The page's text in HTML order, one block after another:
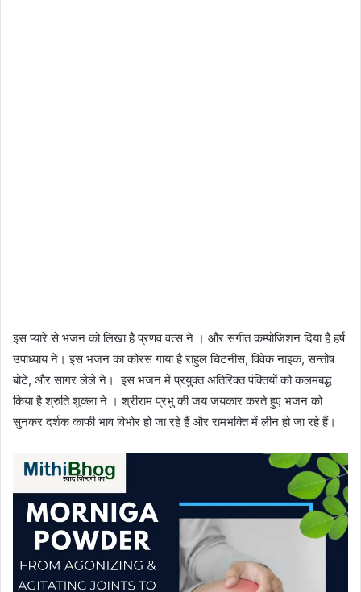
इस प्यारे से भजन को लिखा है प्रणव वत्स ने । और संगीत कम्पोजिशन दिया है हर्ष
उपाध्याय ने। इस भजन का कोरस गाया है राहुल चिटनीस, विवेक नाइक, सन्तोष
बोटे, और सागर लेले ने। इस भजन में प्रयुक्त अतिरिक्त पंक्तियों को कलमबद्ध
किया है श्रुति शुक्ला ने । श्रीराम प्रभु की जय जयकार करते हुए भजन को
सुनकर दर्शक काफी भाव विभोर हो जा रहे हैं और रामभक्ति में लीन हो जा रहे हैं।